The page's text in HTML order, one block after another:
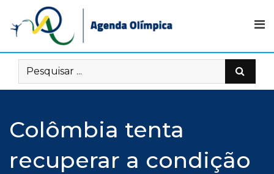
content
Colômbia tenta
recuperar a condição